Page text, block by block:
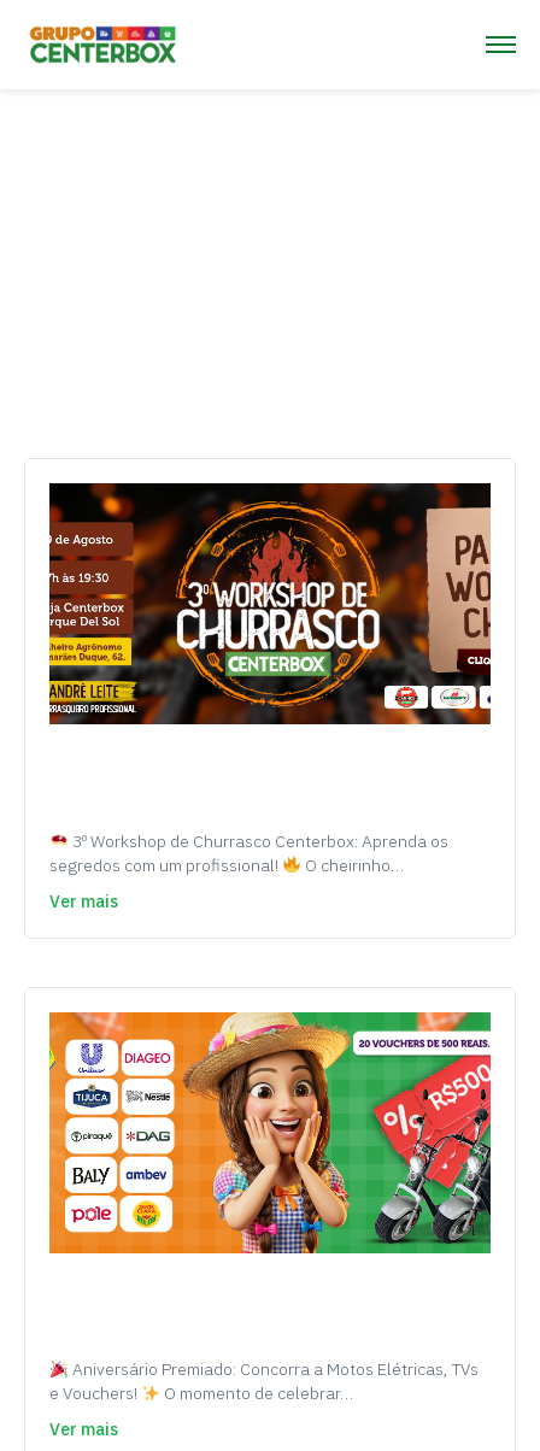
3º Workshop de Churrasco Centerbox: Aprenda os
segredos com um profissional!
O cheirinho…
Ver mais
Aniversário Premiado: Concorra a Motos Elétricas, TVs
e Vouchers!
O momento de celebrar…
Ver mais